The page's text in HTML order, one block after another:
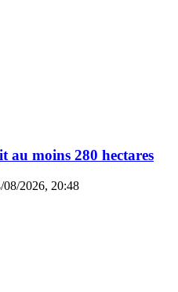
au moins 280 hectares
08/2026, 20:48